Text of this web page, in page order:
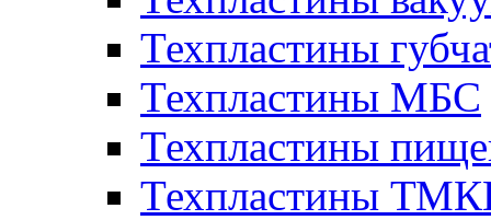
Техпластины
Техпластины МБС
Техпластины
Техпластины